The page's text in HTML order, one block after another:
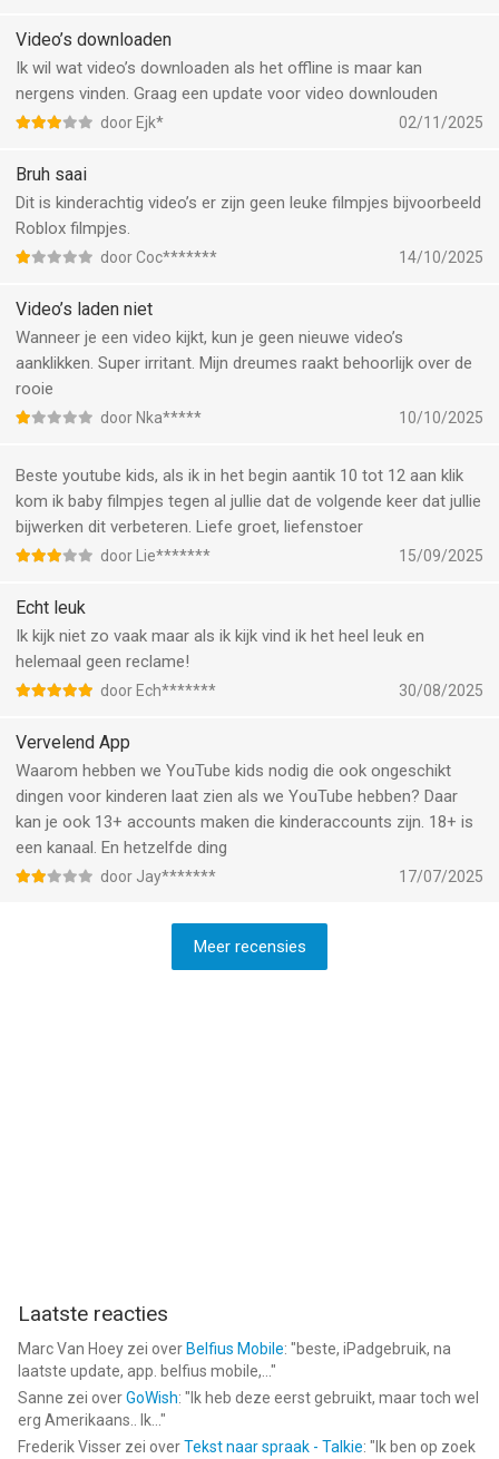
Video’s downloaden
Ik wil wat video’s downloaden als het offline is maar kan
nergens vinden. Graag een update voor video downlouden
door Ejk* 02/11/2025
Bruh saai
Dit is kinderachtig video’s er zijn geen leuke filmpjes bijvoorbeeld
Roblox filmpjes.
door Coc******* 14/10/2025
Video’s laden niet
Wanneer je een video kijkt, kun je geen nieuwe video’s
aanklikken. Super irritant. Mijn dreumes raakt behoorlijk over de
rooie
door Nka***** 10/10/2025
Beste youtube kids, als ik in het begin aantik 10 tot 12 aan klik
kom ik baby filmpjes tegen al jullie dat de volgende keer dat jullie
bijwerken dit verbeteren. Liefe groet, liefenstoer
door Lie******* 15/09/2025
Echt leuk
Ik kijk niet zo vaak maar als ik kijk vind ik het heel leuk en
helemaal geen reclame!
door Ech******* 30/08/2025
Vervelend App
Waarom hebben we YouTube kids nodig die ook ongeschikt
dingen voor kinderen laat zien als we YouTube hebben? Daar
kan je ook 13+ accounts maken die kinderaccounts zijn. 18+ is
een kanaal. En hetzelfde ding
door Jay******* 17/07/2025
Meer recensies
Laatste reacties
Marc Van Hoey zei over Belfius Mobile: "beste, iPadgebruik, na
laatste update, app. belfius mobile,... "
Sanne zei overGoWish: " Ik heb deze eerst gebruikt, maar toch wel
erg Amerikaans.. Ik... "
Frederik Visser zei overTekst naar spraak - Talkie: " Ik ben op zoek